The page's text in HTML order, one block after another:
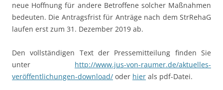
neue Hoffnung für andere Betroffene solcher Maßnahmen
bedeuten. Die Antragsfrist für Anträge nach dem StrRehaG
laufen erst zum 31. Dezember 2019 ab.
Den vollständigen Text der Pressemitteilung finden Sie
unter http://www.jus-von-raumer.de/aktuelles-
veröffentlichungen-download/ oder hier als pdf-Datei.